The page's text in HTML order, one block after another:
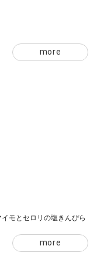
more
モとセロリの塩きんぴら
more